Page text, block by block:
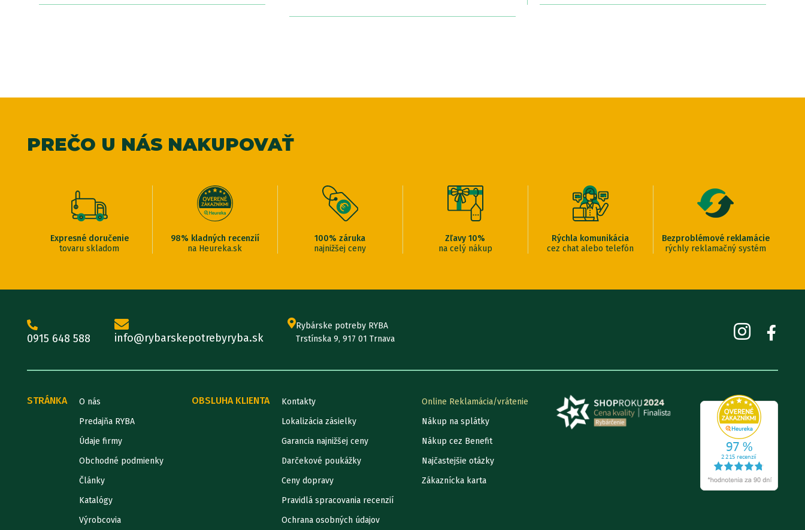
PREČO U NÁS NAKUPOVAŤ
Expresné doručenie
tovaru skladom
98% kladných recenzií
na Heureka.sk
100% záruka
najnižšej ceny
Zľavy 10%
na celý nákup
Rýchla komunikácia
cez chat alebo telefón
Bezproblémové reklamácie
rýchly reklamačný systém
0915 648 588 info@rybarskepotrebyryba.sk
Rybárske potreby RYBA
Trstínska 9, 917 01 Trnava
STRÁNKA
O nás
Predajňa RYBA
Údaje firmy
Obchodné podmienky
Články
Katalógy
Výrobcovia
OBSLUHA KLIENTA
Kontakty
Lokalizácia zásielky
Garancia najnižšej ceny
Darčekové poukážky
Ceny dopravy
Pravidlá spracovania recenzií
Ochrana osobných údajov
Online Reklamácia/vrátenie
Nákup na splátky
Nákup cez Benefit
Najčastejšie otázky
Zákaznícka karta